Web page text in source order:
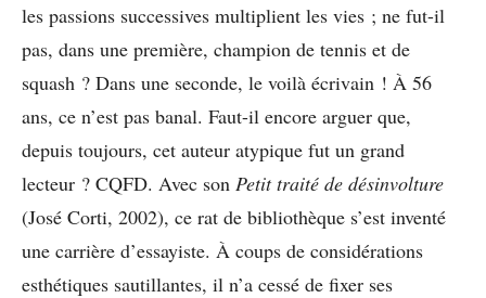
les passions successives multiplient les vies ; ne fut-il
pas, dans une première, champion de tennis et de
squash ? Dans une seconde, le voilà écrivain ! À 56
ans, ce n’est pas banal. Faut-il encore arguer que,
depuis toujours, cet auteur atypique fut un grand
lecteur ? CQFD. Avec son Petit traité de désinvolture
(José Corti, 2002), ce rat de bibliothèque s’est inventé
une carrière d’essayiste. À coups de considérations
esthétiques sautillantes, il n’a cessé de fixer ses